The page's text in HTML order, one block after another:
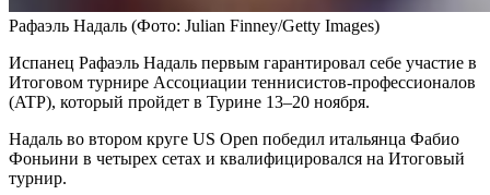
Рафаэль Надаль (Фото: Julian Finney/Getty Images)
Испанец Рафаэль Надаль первым гарантировал себе участие в
Итоговом турнире Ассоциации теннисистов-профессионалов
(ATP), который пройдет в Турине 13–20 ноября.
Надаль во втором круге US Open победил итальянца Фабио
Фоньини в четырех сетах и квалифицировался на Итоговый
турнир.